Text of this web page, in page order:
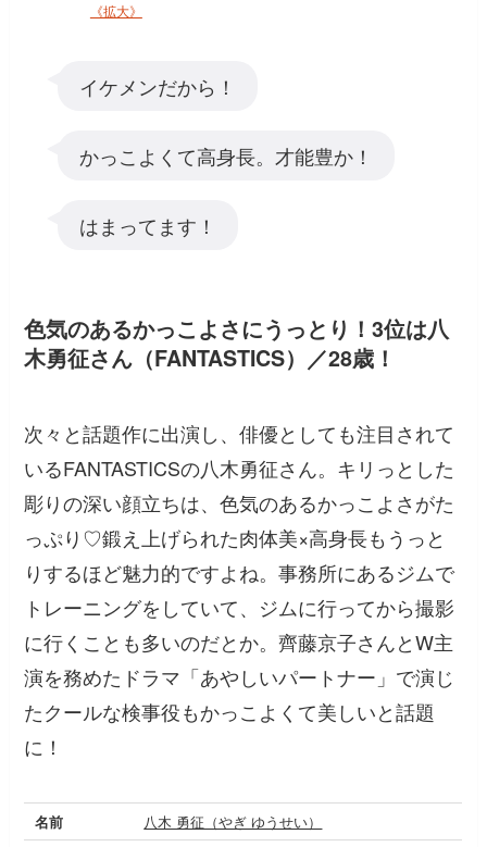
《拡大》
イケメンだから！
かっこよくて高身長。才能豊か！
はまってます！
色気のあるかっこよさにうっとり！3位は八
木勇征さん（FANTASTICS）／28歳！
次々と話題作に出演し、俳優としても注目されて
いるFANTASTICSの八木勇征さん。キリっとした
彫りの深い顔立ちは、色気のあるかっこよさがた
っぷり♡鍛え上げられた肉体美×高身長もうっと
りするほど魅力的ですよね。事務所にあるジムで
トレーニングをしていて、ジムに行ってから撮影
に行くことも多いのだとか。齊藤京子さんとW主
演を務めたドラマ「あやしいパートナー」で演じ
たクールな検事役もかっこよくて美しいと話題
に！
名前
八木 勇征（やぎ ゆうせい）